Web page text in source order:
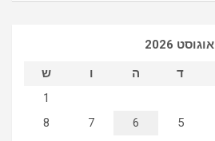
אוגוסט 2026
ד ה ו
ש
1
5
6
7
8